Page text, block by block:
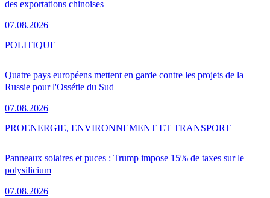
des exportations chinoises
07.08.2026
Quatre pays européens mettent en garde contre les projets de la
Russie pour l'Ossétie du Sud
07.08.2026
POLITIQUE
Panneaux solaires et puces : Trump impose 15% de taxes sur le
polysilicium
07.08.2026
PROENERGIE, ENVIRONNEMENT ET TRANSPORT